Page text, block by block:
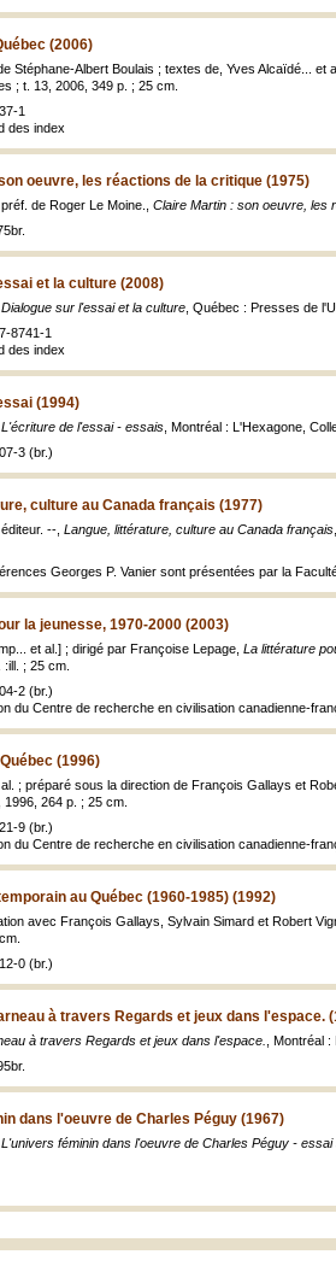
(2006)
Stéphane-Albert Boulais ; textes de, Yves Alcaïdé... et
; t. 13, 2006, 349 p. ; 25 cm.
1
des index
oeuvre, les réactions de la critique (1975)
de Roger Le Moine., Claire Martin : son oeuvre, les
et la culture (2008)
Dialogue sur l'essai et la culture , Québec : Presses de
8741-1
des index
(1994)
L'écriture de l'essai - essais , Montréal : L'Hexagone,
3 (br.)
culture au Canada français (1977)
--, Langue, littérature, culture au Canada français
Georges P. Vanier sont présentées par la
la jeunesse, 1970-2000 (2003)
et al.] ; dirigé par Françoise Lepage, La littérature
; 25 cm.
2 (br.)
du Centre de recherche en civilisation canadienne-
(1996)
; préparé sous la direction de François Gallays et
264 p. ; 25 cm.
9 (br.)
du Centre de recherche en civilisation canadienne-
au Québec (1960-1985) (1992)
avec François Gallays, Sylvain Simard et Robert
0 (br.)
à travers Regards et jeux dans l'espace.
à travers Regards et jeux dans l'espace.
, Montréal
dans l'oeuvre de Charles Péguy (1967)
L'univers féminin dans l'oeuvre de Charles Péguy -